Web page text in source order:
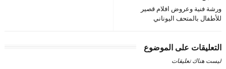
ورشة فنية وعروض افلام قصير
للأطفال بالمتحف اليوناني
التعليقات على الموضوع
ليست هناك تعليقات